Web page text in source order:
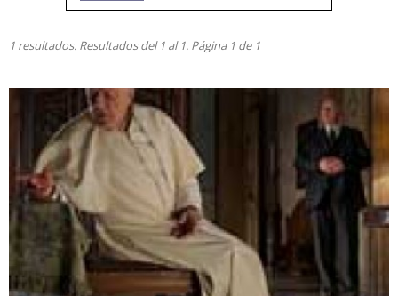
1 resultados. Resultados del 1 al 1. Página 1 de 1